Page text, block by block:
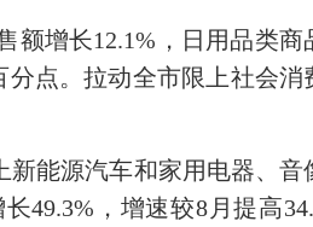
增长12.1%，日用品类商
分点。拉动全市限上社会消
能源汽车和家用电器、音
49.3%，增速较8月提高